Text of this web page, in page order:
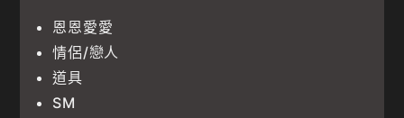
恩恩愛愛
情侶/戀人
道具
SM